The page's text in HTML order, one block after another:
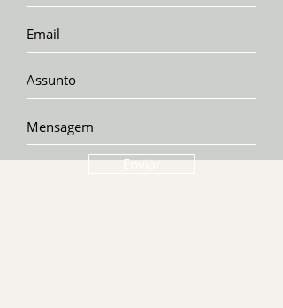
Enviar